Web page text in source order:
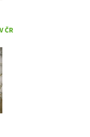
ČR